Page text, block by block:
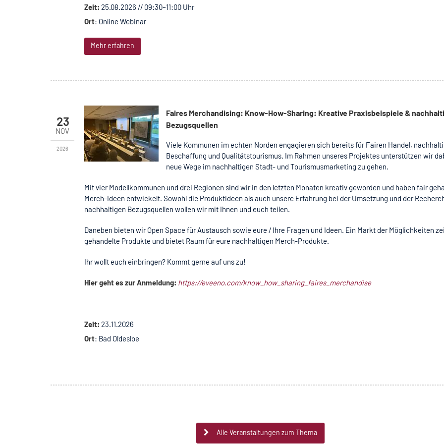
Zeit: 25.08.2026 // 09:30–11:00 Uhr
Ort: Online Webinar
Mehr erfahren
23
NOV
2026
Faires Merchandising: Know-How-Sharing: Kreative Praxisbeispiele &
Bezugsquellen
Viele Kommunen im echten Norden engagieren sich bereits für Fairen Handel,
Beschaffung und Qualitätstourismus. Im Rahmen unseres Projektes unterstützen wir
neue Wege im nachhaltigen Stadt- und Tourismusmarketing zu gehen.
Mit vier Modellkommunen und drei Regionen sind wir in den letzten Monaten kreativ geworden und haben fair
Merch-Ideen entwickelt. Sowohl die Produktideen als auch unsere Erfahrung bei der Umsetzung und der
nachhaltigen Bezugsquellen wollen wir mit Ihnen und euch teilen.
Daneben bieten wir Open Space für Austausch sowie eure / Ihre Fragen und Ideen. Ein Markt der Möglichkeiten
gehandelte Produkte und bietet Raum für eure nachhaltigen Merch-Produkte.
Ihr wollt euch einbringen? Kommt gerne auf uns zu!
Hier geht es zur Anmeldung: https://eveeno.com/know_how_sharing_faires_merchandise
Zeit: 23.11.2026
Ort: Bad Oldesloe
Alle Veranstaltungen zum Thema